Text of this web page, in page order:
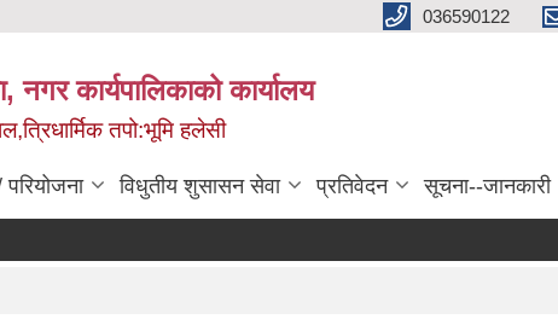
036590122
कार्यपालिकाको कार्यालय
तपो:भूमि हलेसी
विधुतीय शुसासन सेवा प्रतिवेदन सूचना--जानकारी